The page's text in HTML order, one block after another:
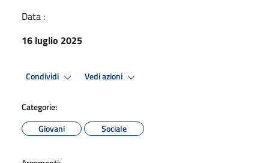
Data :
16 luglio 2025
Condividi Vedi azioni
Categorie:
Giovani
Sociale